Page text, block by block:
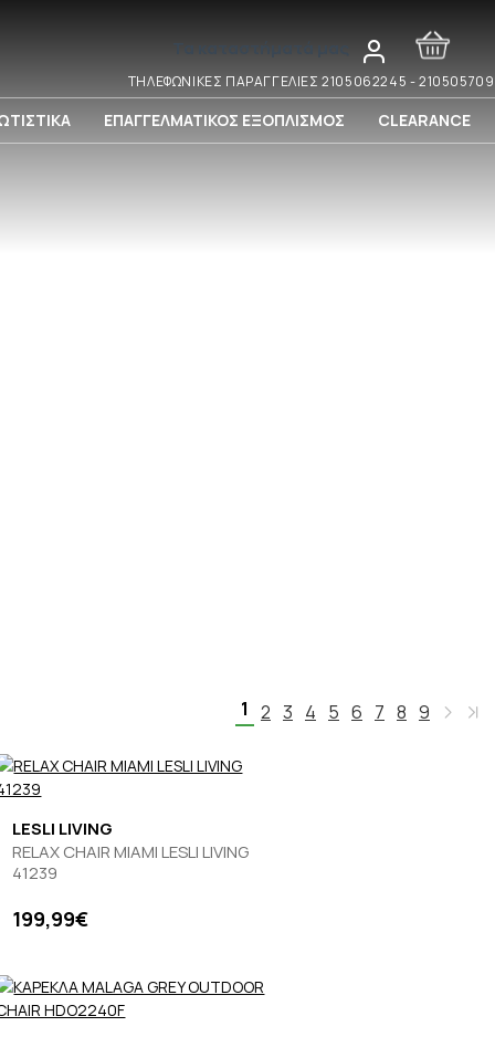
ΤΗΛΕΦΩΝΙΚΕΣ ΠΑΡΑΓΓΕΛΙΕΣ 2105062245 -
ΕΠΑΓΓΕΛΜΑΤΙΚΟΣ ΕΞΟΠΛΙΣΜΟΣ CLEARANCE
1 2 3 4 5 6 7 8 9
LESLI LIVING
RELAX CHAIR MIAMI LESLI LIVING
41239
199,99€